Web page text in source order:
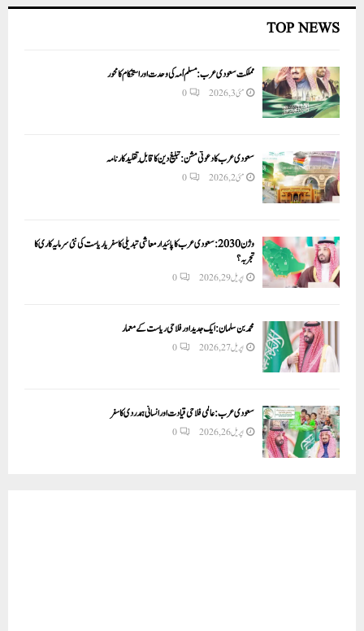
TOP NEWS
مملکت سعودی عرب: مسلم اُمہ کی وحدت اور استحکام کا محور
مئی 3, 2026 0
سعودی عرب کا دعوتی مشن: تبلیغ دین کا قابلِ تقلید کارنامہ
مئی 2, 2026 0
وژن 2030:سعودی عرب کا پائیدار معاشی تبدیلی کا سفر یا ریاست کی نئی سرمایہ کاری کا
تجربہ؟
اپریل 29, 2026 0
محمد بن سلمان: ایک جدید اور فلاحی ریاست کے معمار
اپریل 27, 2026 0
سعودی عرب: عالمی فلاحی قیادت اور انسانی ہمدردی کا سفر
اپریل 26, 2026 0